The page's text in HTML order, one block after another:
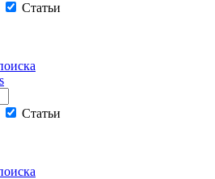
Статьи
Статьи